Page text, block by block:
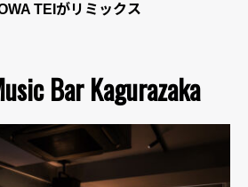
TEIがリミックス
Bar Kagurazaka